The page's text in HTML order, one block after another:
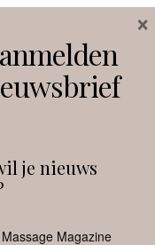
Facebook
je nieuws
Massage Magazine
×